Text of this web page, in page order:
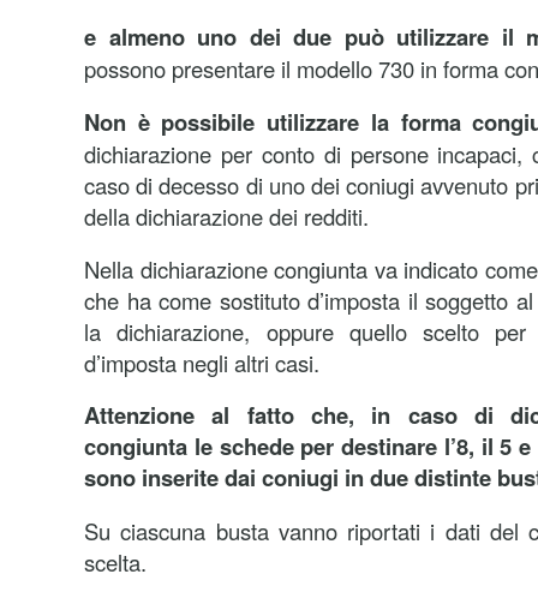
e almeno uno dei due può utilizzare il
possono presentare il modello 730 in forma
Non è possibile utilizzare la forma
dichiarazione per conto di persone
caso di decesso di uno dei coniugi avvenuto
della dichiarazione dei redditi.
Nella dichiarazione congiunta va indicato
che ha come sostituto d’imposta il soggetto
la dichiarazione, oppure quello scelto
d’imposta negli altri casi.
Attenzione al fatto che, in caso di
congiunta le schede per destinare l’8, il 5
sono inserite dai coniugi in due distinte
Su ciascuna busta vanno riportati i dati del
scelta.